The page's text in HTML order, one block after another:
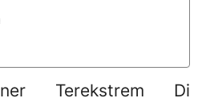
Terekstrem Di